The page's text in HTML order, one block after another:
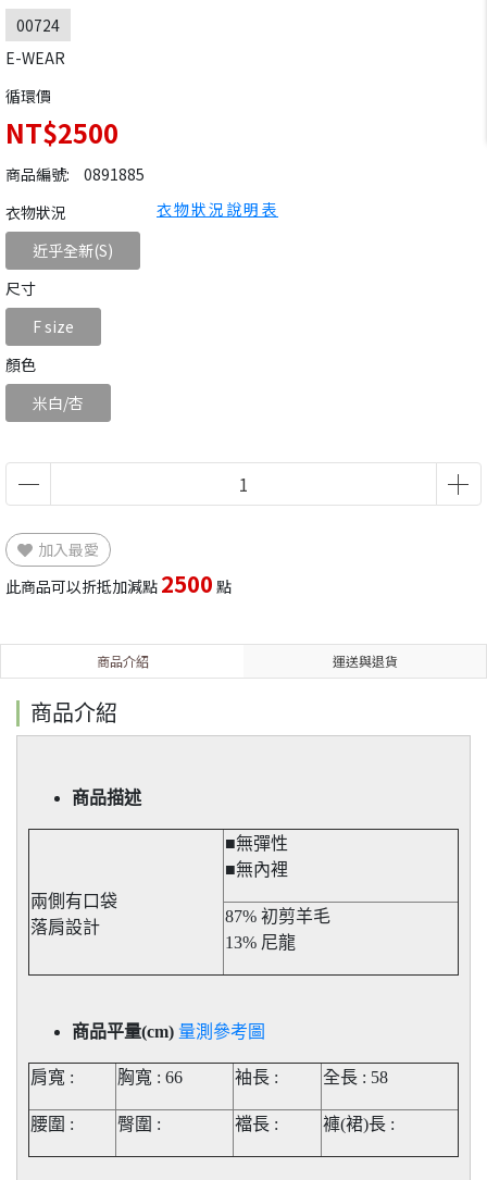
00724
E-WEAR
循環價
NT$2500
商品編號:
0891885
衣物狀況
近乎全新(S)
尺寸
F size
顏色
米白/杏
衣物狀況說明表
加入最愛
此商品可以折抵加減點 2500 點
商品介紹 運送與退貨
商品介紹
商品描述
兩側有口袋
落肩設計
■無彈性​
■無內裡
87% 初剪羊毛
13% 尼龍
商品平量(cm) 量測參考圖
肩寬 : 胸寬 : 66 袖長 : 全長 : 58
腰圍 : 臀圍 : 襠長 : 褲(裙)長 :